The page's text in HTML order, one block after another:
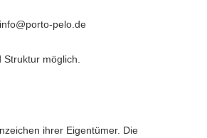
pelo.de
möglich.
ihrer Eigentümer. Die